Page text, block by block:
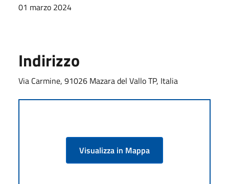
01 marzo 2024
Indirizzo
Via Carmine, 91026 Mazara del Vallo TP, Italia
Visualizza in Mappa